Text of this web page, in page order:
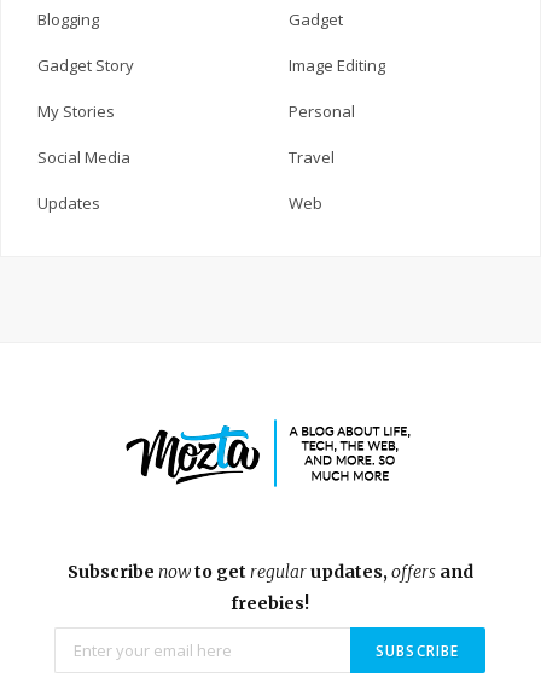
Blogging Gadget
Gadget Story Image Editing
My Stories Personal
Social Media Travel
Updates Web
Subscribe nowto get regularupdates,offersand
freebies!